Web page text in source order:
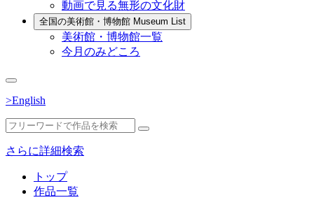
動画で見る無形の文化財
全国の美術館・博物館 Museum List
美術館・博物館一覧
今月のみどころ
>English
さらに詳細検索
トップ
作品一覧